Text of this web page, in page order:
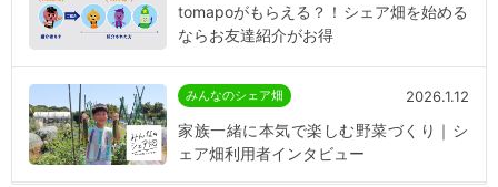
tomapoがもらえる？！シェア畑を始める
ならお友達紹介がお得
みんなのシェア畑 2026.1.12
家族一緒に本気で楽しむ野菜づくり｜シ
ェア畑利用者インタビュー